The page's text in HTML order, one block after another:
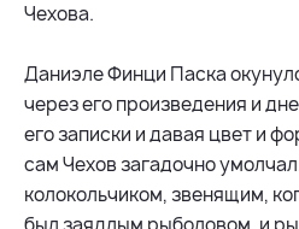
Чехова.
Даниэле Финци Паска
через его произведения и
его записки и давая цвет и
сам Чехов загадочно
колокольчиком, звенящим,